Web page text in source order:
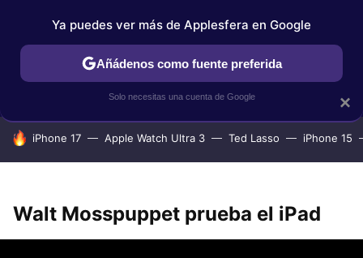
IPHONE TUTORIALES APPLESFERA SELECCIÓN
HOY SE HABLA DE
iPhone 17 Apple Watch Ultra 3 Ted Lasso iPhone 15
Walt Mosspuppet prueba el iPad
×
Ya puedes ver más de Applesfera en Google
Añádenos como fuente preferida
Solo necesitas una cuenta de Google